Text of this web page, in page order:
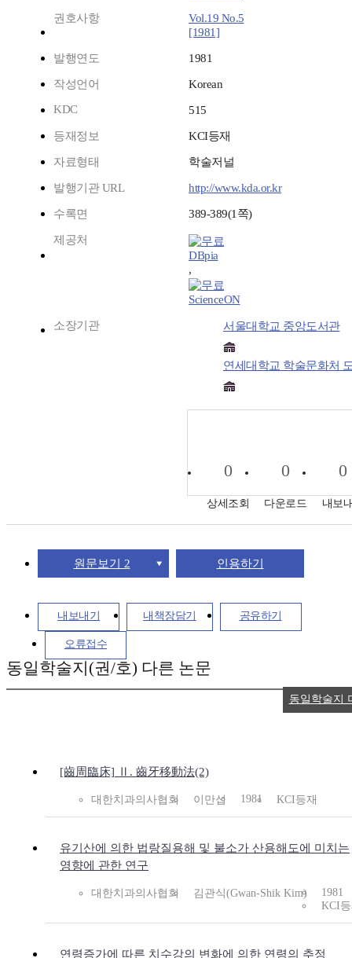
권호사항
Vol.19 No.5
[1981]
발행연도 1981
작성언어
Korean
KDC
515
등재정보 KCI등재
자료형태 학술저널
발행기관 URL http://www.kda.or.kr
수록면 389-389(1쪽)
제공처
DBpia
,
ScienceON
소장기관 서울대학교 중앙도서관
연세대학교 학술문화처
0
상세조회
0
다운로드
0
내보
원문보기 2 인용하기
내보내기 내책장담기 공유하기
오류접수
동일학술지(권/호) 다른 논문
[齒周臨床] Ⅱ. 齒牙移動法(2)
대한치과의사협회 이만섭 1981 KCI등재
유기산에 의한 법랑질용해 및 불소가 산용해도에 미치는
영향에 관한 연구
대한치과의사협회 김관식(Gwan-Shik Kim)
1981
KCI
연령증가에 따른 치수강의 변화에 의한 연령의 추정
동일학술지